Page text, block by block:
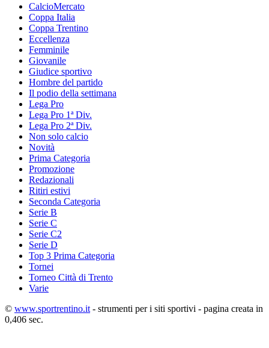
CalcioMercato
Coppa Italia
Coppa Trentino
Eccellenza
Femminile
Giovanile
Giudice sportivo
Hombre del partido
Il podio della settimana
Lega Pro
Lega Pro 1ª Div.
Lega Pro 2ª Div.
Non solo calcio
Novità
Prima Categoria
Promozione
Redazionali
Ritiri estivi
Seconda Categoria
Serie B
Serie C
Serie C2
Serie D
Top 3 Prima Categoria
Tornei
Torneo Città di Trento
Varie
© www.sportrentino.it - strumenti per i siti sportivi - pagina creata in
0,406 sec.